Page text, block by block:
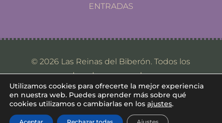
ENTRADAS
© 2026 Las Reinas del Biberón. Todos los
derechos reservados.
Utilizamos cookies para ofrecerte la mejor experiencia
en nuestra web. Puedes aprender más sobre qué
cookies utilizamos o cambiarlas en los ajustes.